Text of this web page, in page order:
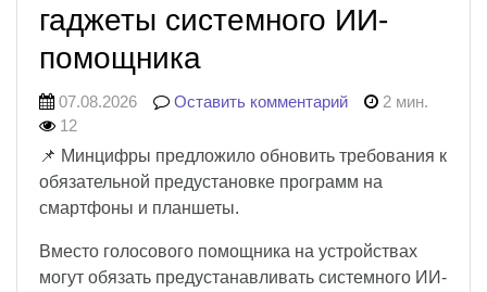
гаджеты системного ИИ-
помощника
07.08.2026 Оставить комментарий
2 мин.
12
📌 Минцифры предложило обновить требования к
обязательной предустановке программ на
смартфоны и планшеты.
Вместо голосового помощника на устройствах
могут обязать предустанавливать системного ИИ-